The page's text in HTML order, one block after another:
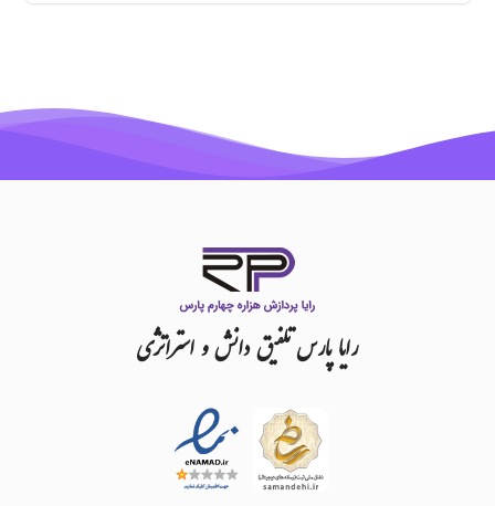
رایاپارستلفیقدانشواستراتژی